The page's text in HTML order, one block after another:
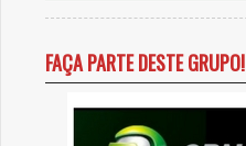
FAÇA PARTE DESTE GRUPO!